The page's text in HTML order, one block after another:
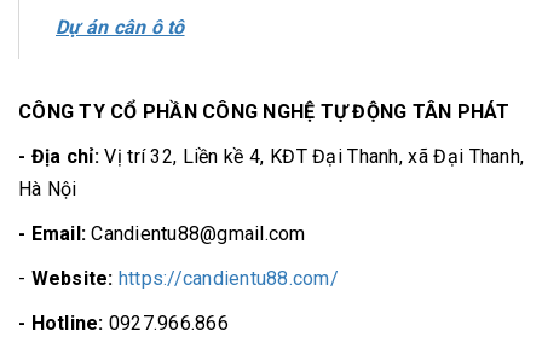
Dự án cân ô tô
CÔNG TY CỔ PHẦN CÔNG NGHỆ TỰ ĐỘNG TÂN PHÁT
- Địa chỉ:Vị trí 32, Liền kề 4, KĐT Đại Thanh, xã Đại Thanh,
Hà Nội
- Email:Candientu88@gmail.com
- Website: https://candientu88.com/
- Hotline: 0927.966.866